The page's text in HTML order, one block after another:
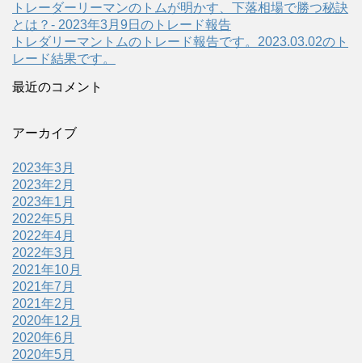
トレーダーリーマンのトムが明かす、下落相場で勝つ秘訣
とは？- 2023年3月9日のトレード報告
トレダリーマントムのトレード報告です。2023.03.02のト
レード結果です。
最近のコメント
アーカイブ
2023年3月
2023年2月
2023年1月
2022年5月
2022年4月
2022年3月
2021年10月
2021年7月
2021年2月
2020年12月
2020年6月
2020年5月